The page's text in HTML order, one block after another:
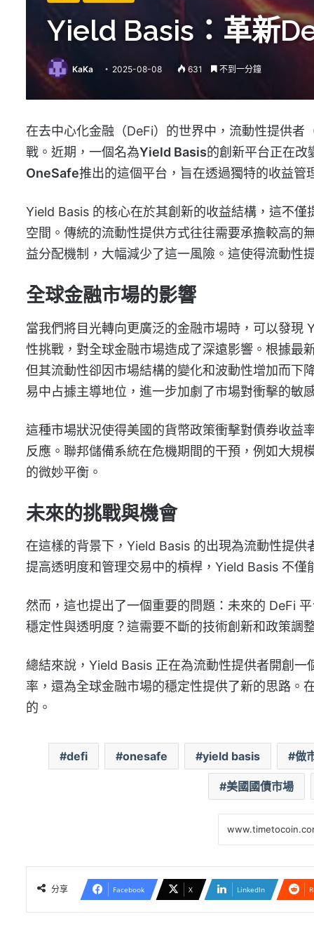
Yield Basis：革新
KaKa 2025-08-08 631 不到一分鐘
在去中心化金融（DeFi）的世界中，流動性提供者
戰。近期，一個名為Yield Basis的創新平台正在改
OneSafe推出的這個平台，旨在透過獨特的收益
Yield Basis 的核心在於其創新的收益結構，這不
空間。傳統的流動性提供方式往往需要承擔較高的
益分配機制，大幅減少了這一風險。這使得流動性
全球金融市場的影響
當我們將目光轉向更廣泛的金融市場時，可以發現
性挑戰，對全球金融市場造成了深遠影響。根據最
但其流動性卻因市場結構的變化和波動性增加而下
易中占據主導地位，進一步加劇了市場對衝擊的敏
這種市場狀況使得美國的貨幣政策衝擊對債券收益
反應。聯邦儲備系統在危機期間的干預，例如大規
的微妙平衡。
未來的挑戰與機會
在這樣的背景下，Yield Basis 的出現為流動性提
提高透明度和管理交易中的槓桿，Yield Basis 不
然而，這也提出了一個重要的問題：未來的 DeFi
穩定性與透明度？這需要不斷的技術創新和政策調
總結來說，Yield Basis 正在為流動性提供者開創
率，還為全球金融市場的穩定性提供了新的思路。
的。
defi onesafe yield basis 做
美國國債市場
分享 Facebook X LinkedIn